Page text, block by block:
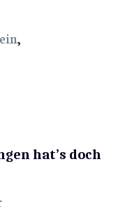
,
hat’s doch